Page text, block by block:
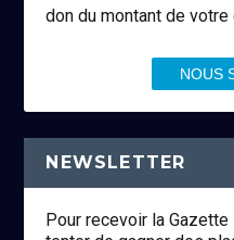
don du montant de votre
NOUS
NEWSLETTER
Pour recevoir la